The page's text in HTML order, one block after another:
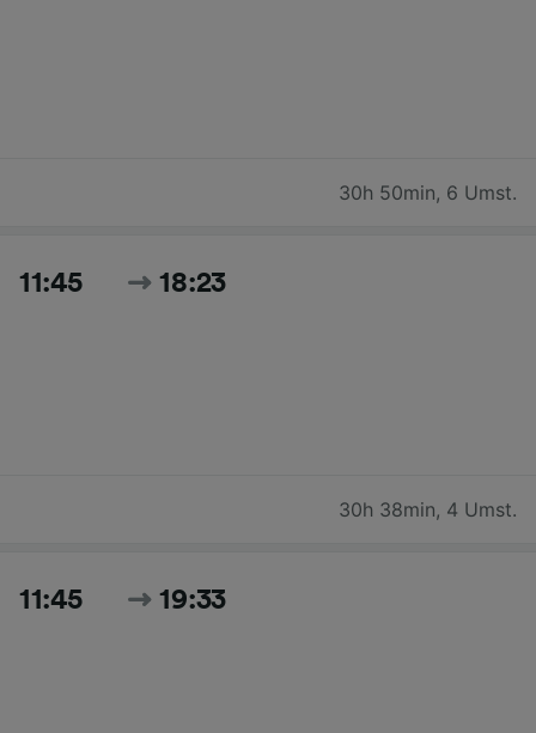
30h 50min, 6 Umst.
11:45 18:23
30h 38min, 4 Umst.
11:45 19:33